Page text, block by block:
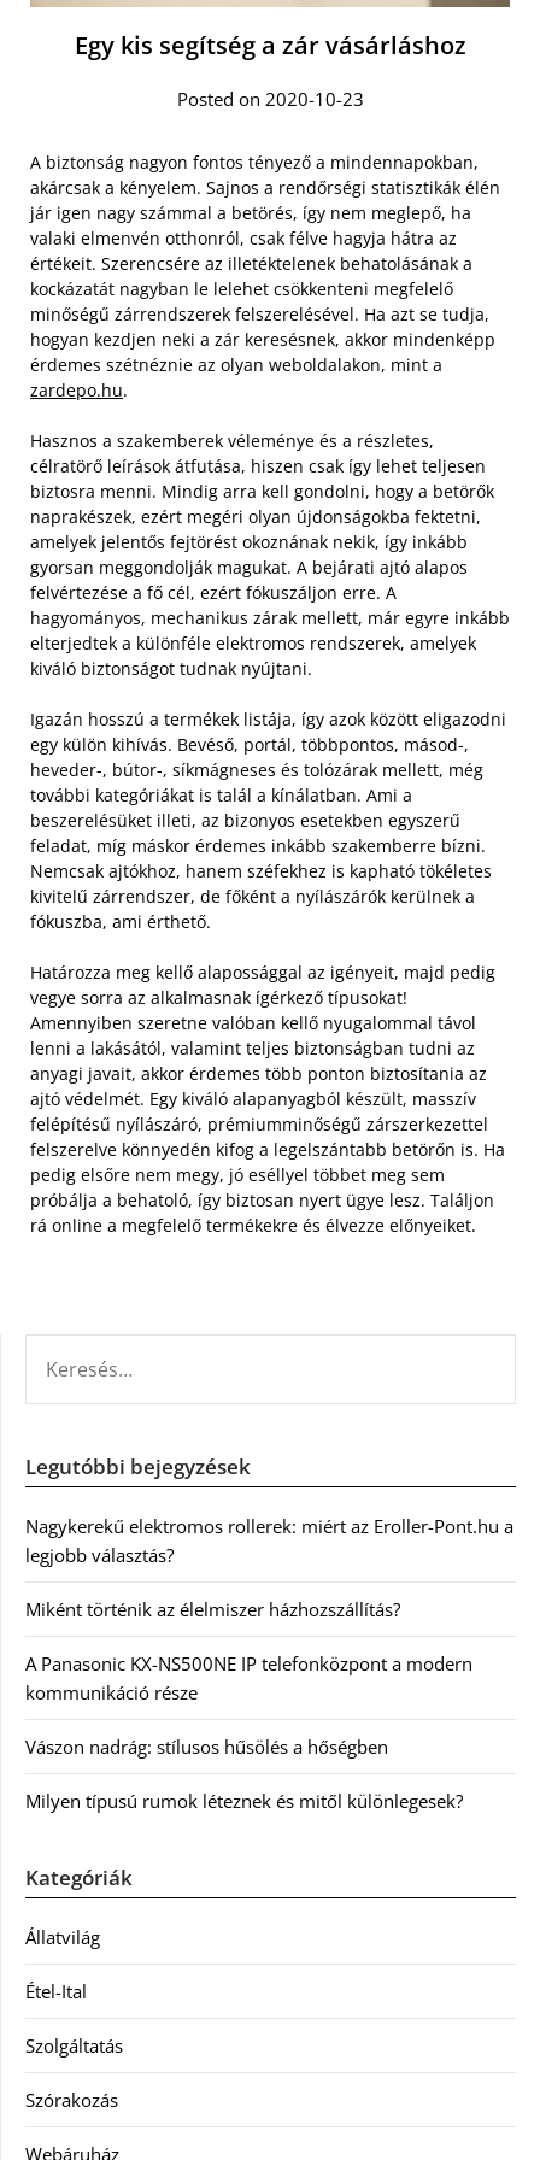
Egy kis segítség a zár vásárláshoz
Posted on 2020-10-23
A biztonság nagyon fontos tényező a mindennapokban,
akárcsak a kényelem. Sajnos a rendőrségi statisztikák élén
jár igen nagy számmal a betörés, így nem meglepő, ha
valaki elmenvén otthonról, csak félve hagyja hátra az
értékeit. Szerencsére az illetéktelenek behatolásának a
kockázatát nagyban le lelehet csökkenteni megfelelő
minőségű zárrendszerek felszerelésével. Ha azt se tudja,
hogyan kezdjen neki a zár keresésnek, akkor mindenképp
érdemes szétnéznie az olyan weboldalakon, mint a
zardepo.hu.
Hasznos a szakemberek véleménye és a részletes,
célratörő leírások átfutása, hiszen csak így lehet teljesen
biztosra menni. Mindig arra kell gondolni, hogy a betörők
naprakészek, ezért megéri olyan újdonságokba fektetni,
amelyek jelentős fejtörést okoznának nekik, így inkább
gyorsan meggondolják magukat. A bejárati ajtó alapos
felvértezése a fő cél, ezért fókuszáljon erre. A
hagyományos, mechanikus zárak mellett, már egyre inkább
elterjedtek a különféle elektromos rendszerek, amelyek
kiváló biztonságot tudnak nyújtani.
Igazán hosszú a termékek listája, így azok között eligazodni
egy külön kihívás. Bevéső, portál, többpontos, másod-,
heveder-, bútor-, síkmágneses és tolózárak mellett, még
további kategóriákat is talál a kínálatban. Ami a
beszerelésüket illeti, az bizonyos esetekben egyszerű
feladat, míg máskor érdemes inkább szakemberre bízni.
Nemcsak ajtókhoz, hanem széfekhez is kapható tökéletes
kivitelű zárrendszer, de főként a nyílászárók kerülnek a
fókuszba, ami érthető.
Határozza meg kellő alapossággal az igényeit, majd pedig
vegye sorra az alkalmasnak ígérkező típusokat!
Amennyiben szeretne valóban kellő nyugalommal távol
lenni a lakásától, valamint teljes biztonságban tudni az
anyagi javait, akkor érdemes több ponton biztosítania az
ajtó védelmét. Egy kiváló alapanyagból készült, masszív
felépítésű nyílászáró, prémiumminőségű zárszerkezettel
felszerelve könnyedén kifog a legelszántabb betörőn is. Ha
pedig elsőre nem megy, jó eséllyel többet meg sem
próbálja a behatoló, így biztosan nyert ügye lesz. Találjon
rá online a megfelelő termékekre és élvezze előnyeiket.
Legutóbbi bejegyzések
Nagykerekű elektromos rollerek: miért az Eroller-Pont.hu a
legjobb választás?
Miként történik az élelmiszer házhozszállítás?
A Panasonic KX-NS500NE IP telefonközpont a modern
kommunikáció része
Vászon nadrág: stílusos hűsölés a hőségben
Milyen típusú rumok léteznek és mitől különlegesek?
Kategóriák
Állatvilág
Étel-Ital
Szolgáltatás
Szórakozás
Webáruház